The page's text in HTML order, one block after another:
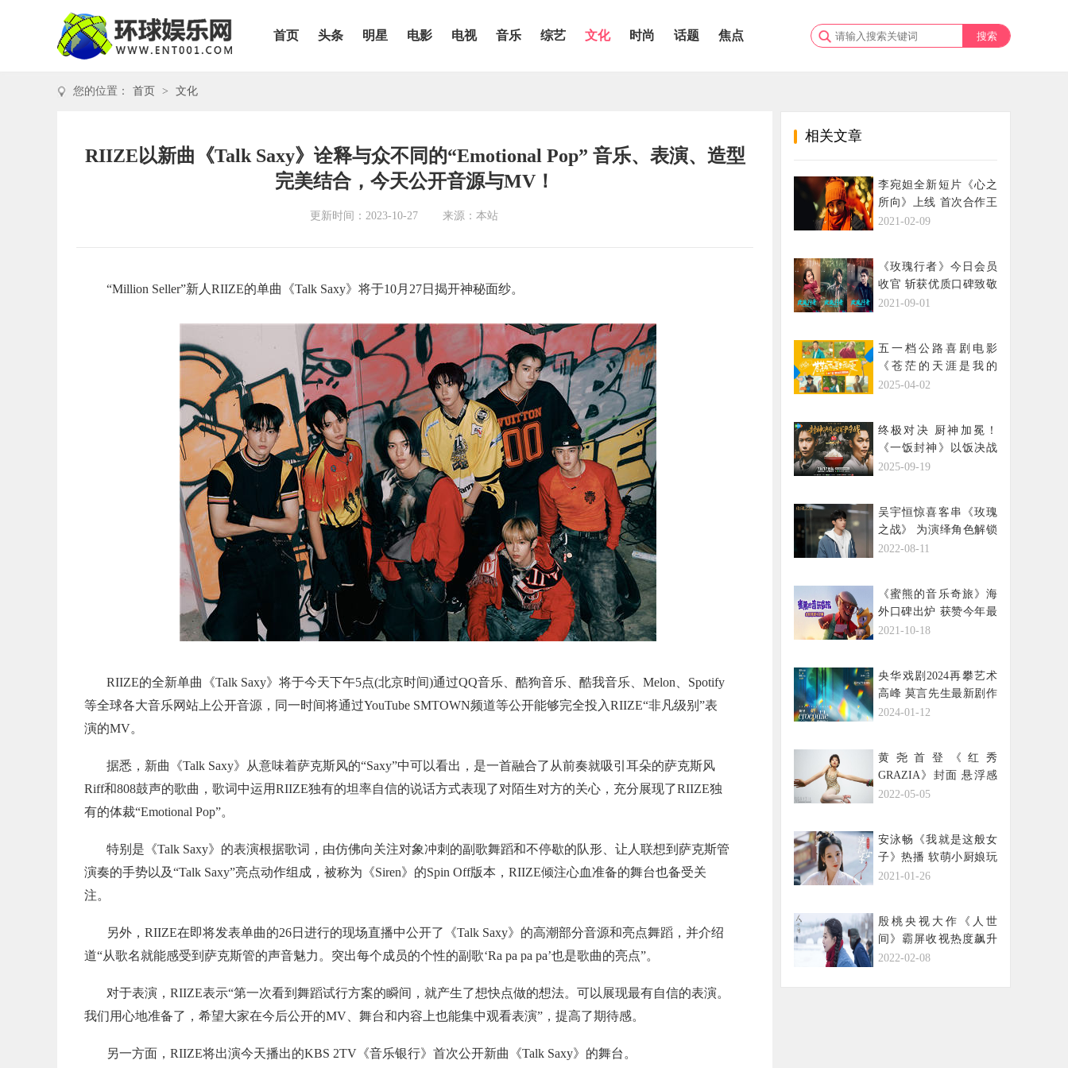
首页 头条 明星 电影 电视 音乐 综艺 文化 时尚 话题 焦点
您的位置： 首页 > 文化
RIIZE以新曲《Talk Saxy》诠释与众不同的“Emotional Pop” 音乐、表演、造型
完美结合，今天公开音源与MV！
更新时间：2023-10-27 来源：本站
“Million Seller”新人RIIZE的单曲《Talk Saxy》将于10月27日揭开神秘面纱。
RIIZE的全新单曲《Talk Saxy》将于今天下午5点(北京时间)通过QQ音乐、酷狗音乐、酷我音乐、Melon、Spotify
等全球各大音乐网站上公开音源，同一时间将通过YouTube SMTOWN频道等公开能够完全投入RIIZE“非凡级别”表
演的MV。
据悉，新曲《Talk Saxy》从意味着萨克斯风的“Saxy”中可以看出，是一首融合了从前奏就吸引耳朵的萨克斯风
Riff和808鼓声的歌曲，歌词中运用RIIZE独有的坦率自信的说话方式表现了对陌生对方的关心，充分展现了RIIZE独
有的体裁“Emotional Pop”。
特别是《Talk Saxy》的表演根据歌词，由仿佛向关注对象冲刺的副歌舞蹈和不停歇的队形、让人联想到萨克斯管
演奏的手势以及“Talk Saxy”亮点动作组成，被称为《Siren》的Spin Off版本，RIIZE倾注心血准备的舞台也备受关
注。
另外，RIIZE在即将发表单曲的26日进行的现场直播中公开了《Talk Saxy》的高潮部分音源和亮点舞蹈，并介绍
道“从歌名就能感受到萨克斯管的声音魅力。突出每个成员的个性的副歌‘Ra pa pa pa’也是歌曲的亮点”。
对于表演，RIIZE表示“第一次看到舞蹈试行方案的瞬间，就产生了想快点做的想法。可以展现最有自信的表演。
我们用心地准备了，希望大家在今后公开的MV、舞台和内容上也能集中观看表演”，提高了期待感。
另一方面，RIIZE将出演今天播出的KBS 2TV《音乐银行》首次公开新曲《Talk Saxy》的舞台。
相关文章
李宛妲全新短片《心之
所向》上线 首次合作王
家卫导演
2021-02-09
《玫瑰行者》今日会员
收官 斩获优质口碑致敬
无名英雄
2021-09-01
五一档公路喜剧电影
《苍茫的天涯是我的
爱》发布首支预告 曾毅
2025-04-02
终极对决 厨神加冕！
《一饭封神》以饭决战
见证极致美味的诞生
2025-09-19
吴宇恒惊喜客串《玫瑰
之战》 为演绎角色解锁
新技能
2022-08-11
《蜜熊的音乐奇旅》海
外口碑出炉 获赞今年最
适合全家观看的动画
2021-10-18
央华戏剧2024再攀艺术
高峰 莫言先生最新剧作
《鳄鱼》即将问世
2024-01-12
黄尧首登《红秀
GRAZIA》封面 悬浮感
色彩大片时尚感十足
2022-05-05
安泳畅《我就是这般女
子》热播 软萌小厨娘玩
转厨房
2021-01-26
殷桃央视大作《人世
间》霸屏收视热度飙升
第一 又虐又甜cp感上头
2022-02-08